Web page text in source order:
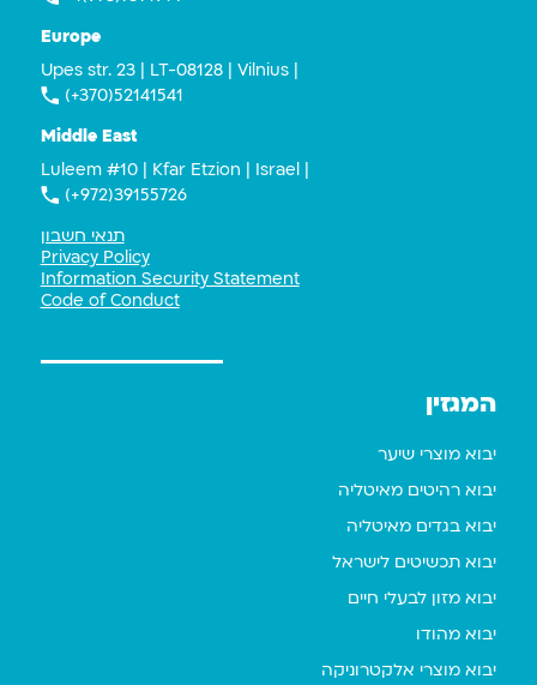
Europe
Upes str. 23 | LT-08128 | Vilnius |
(+370)52141541
Middle East
Luleem #10 | Kfar Etzion | Israel |
(+972)39155726
תנאי חשבון
Privacy Policy
Information Security Statement
Code of Conduct
המגזין
יבוא מוצרי שיער
יבוא רהיטים מאיטליה
יבוא בגדים מאיטליה
יבוא תכשיטים לישראל
יבוא מזון לבעלי חיים
יבוא מהודו
יבוא מוצרי אלקטרוניקה